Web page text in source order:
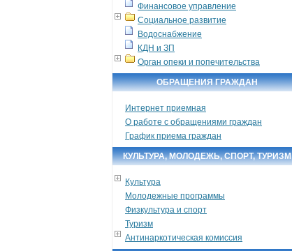
Финансовое управление
Социальное развитие
Водоснабжение
КДН и ЗП
Орган опеки и попечительства
ОБРАЩЕНИЯ ГРАЖДАН
Интернет приемная
О работе с обращениями граждан
График приема граждан
КУЛЬТУРА, МОЛОДЕЖЬ, СПОРТ, ТУРИЗМ
Культура
Молодежные программы
Физкультура и спорт
Туризм
Антинаркотическая комиссия